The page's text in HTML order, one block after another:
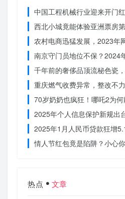
中国工程机械行业迎来开门
西北小城竟能体验亚洲票房
农村电商迅猛发展，2023年
南京守门员地位不保？2024
千年前的奢侈品顶流秘色瓷
重庆燃气收费异常，整改不
70岁奶奶也疯狂！哪吒2为
2025年个人信息保护新规出
2025年1月人民币贷款狂增
情人节红包竟是陷阱？小心
热点 文章